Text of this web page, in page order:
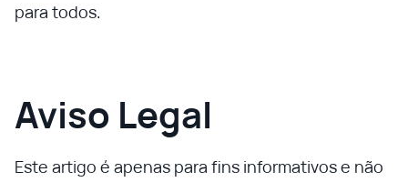
para todos.
Aviso Legal
Este artigo é apenas para fins informativos e não